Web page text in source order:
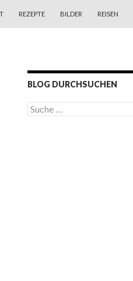
REZEPTE BILDER REISEN
BLOG DURCHSUCHEN
S
u